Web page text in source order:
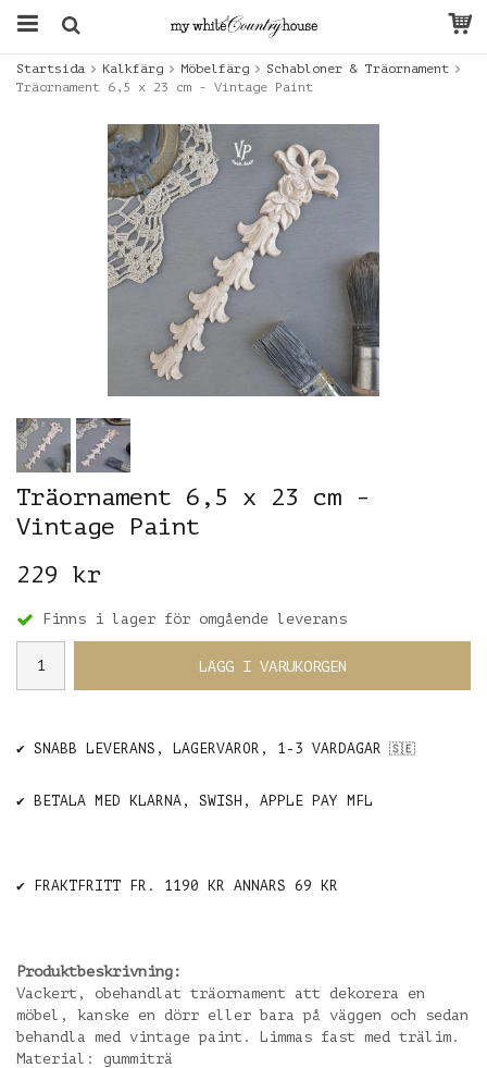
Startsida Kalkfärg Möbelfärg
Schabloner & Träornament
Träornament 6,5 x 23 cm - Vintage Paint
Träornament 6,5 x 23 cm -
Vintage Paint
229 kr
Finns i lager för omgående leverans
LÄGG I VARUKORGEN
✔️ SNABB LEVERANS, LAGERVAROR, 1-3 VARDAGAR 🇸🇪
✔️ BETALA MED KLARNA, SWISH, APPLE PAY MFL
✔️ FRAKTFRITT FR. 1190 KR ANNARS 69 KR
Produktbeskrivning:
Vackert, obehandlat träornament att dekorera en
möbel, kanske en dörr eller bara på väggen och sedan
behandla med vintage paint. Limmas fast med trälim.
Material: gummiträ